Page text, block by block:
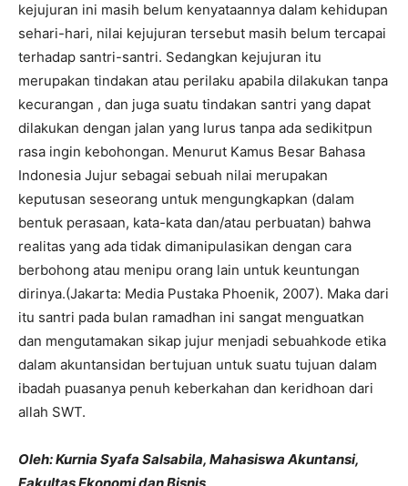
kejujuran ini masih belum kenyataannya dalam kehidupan
sehari-hari, nilai kejujuran tersebut masih belum tercapai
terhadap santri-santri. Sedangkan kejujuran itu
merupakan tindakan atau perilaku apabila dilakukan tanpa
kecurangan , dan juga suatu tindakan santri yang dapat
dilakukan dengan jalan yang lurus tanpa ada sedikitpun
rasa ingin kebohongan. Menurut Kamus Besar Bahasa
Indonesia Jujur sebagai sebuah nilai merupakan
keputusan seseorang untuk mengungkapkan (dalam
bentuk perasaan, kata-kata dan/atau perbuatan) bahwa
realitas yang ada tidak dimanipulasikan dengan cara
berbohong atau menipu orang lain untuk keuntungan
dirinya.(Jakarta: Media Pustaka Phoenik, 2007). Maka dari
itu santri pada bulan ramadhan ini sangat menguatkan
dan mengutamakan sikap jujur menjadi sebuahkode etika
dalam akuntansidan bertujuan untuk suatu tujuan dalam
ibadah puasanya penuh keberkahan dan keridhoan dari
allah SWT.
Oleh: Kurnia Syafa Salsabila, Mahasiswa Akuntansi,